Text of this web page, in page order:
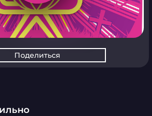
Поделиться